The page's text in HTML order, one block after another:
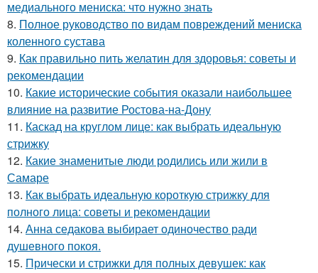
медиального мениска: что нужно знать
8. Полное руководство по видам повреждений мениска
коленного сустава
9. Как правильно пить желатин для здоровья: советы и
рекомендации
10. Какие исторические события оказали наибольшее
влияние на развитие Ростова-на-Дону
11. Каскад на круглом лице: как выбрать идеальную
стрижку
12. Какие знаменитые люди родились или жили в
Самаре
13. Как выбрать идеальную короткую стрижку для
полного лица: советы и рекомендации
14. Анна седакова выбирает одиночество ради
душевного покоя.
15. Прически и стрижки для полных девушек: как